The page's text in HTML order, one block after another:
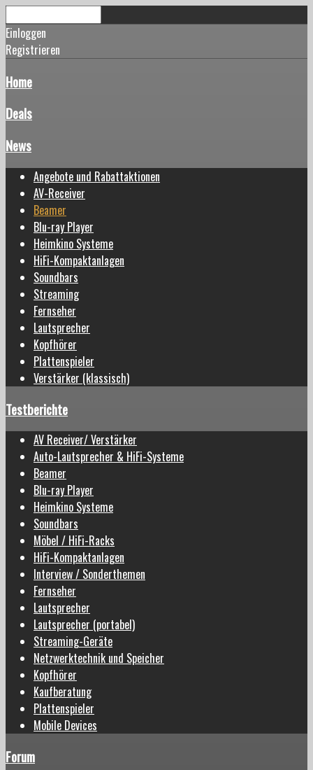
Einloggen
Registrieren
Home
Deals
News
Angebote und Rabattaktionen
AV-Receiver
Beamer
Blu-ray Player
Heimkino Systeme
HiFi-Kompaktanlagen
Soundbars
Streaming
Fernseher
Lautsprecher
Kopfhörer
Plattenspieler
Verstärker (klassisch)
Testberichte
AV Receiver/ Verstärker
Auto-Lautsprecher & HiFi-Systeme
Beamer
Blu-ray Player
Heimkino Systeme
Soundbars
Möbel / HiFi-Racks
HiFi-Kompaktanlagen
Interview / Sonderthemen
Fernseher
Lautsprecher
Lautsprecher (portabel)
Streaming-Geräte
Netzwerktechnik und Speicher
Kopfhörer
Kaufberatung
Plattenspieler
Mobile Devices
Forum